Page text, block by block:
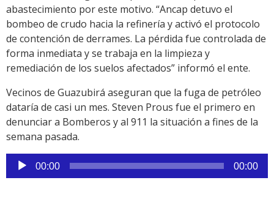
abastecimiento por este motivo. “Ancap detuvo el
bombeo de crudo hacia la refinería y activó el protocolo
de contención de derrames. La pérdida fue controlada de
forma inmediata y se trabaja en la limpieza y
remediación de los suelos afectados” informó el ente.
Vecinos de Guazubirá aseguran que la fuga de petróleo
dataría de casi un mes. Steven Prous fue el primero en
denunciar a Bomberos y al 911 la situación a fines de la
semana pasada.
Reproductor
de
00:00 00:00